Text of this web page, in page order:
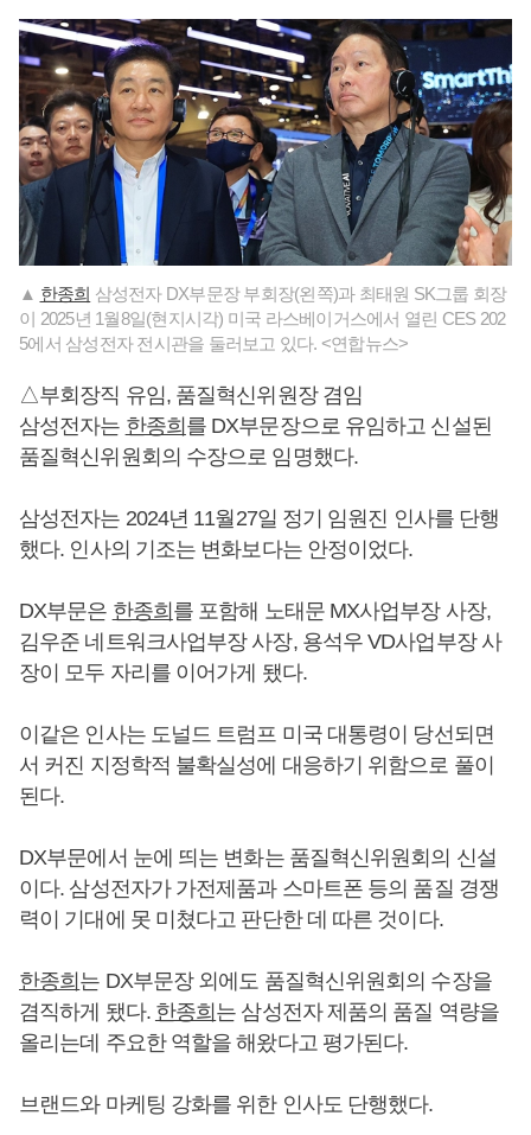
▲ 한종희 삼성전자 DX부문장 부회장(왼쪽)과 최태원 SK그룹 회장
이 2025년 1월8일(현지시각) 미국 라스베이거스에서 열린 CES 202
5에서 삼성전자 전시관을 둘러보고 있다. <연합뉴스>
△부회장직 유임, 품질혁신위원장 겸임
삼성전자는 한종희 를 DX부문장으로 유임하고 신설된
품질혁신위원회의 수장으로 임명했다.
삼성전자는 2024년 11월27일 정기 임원진 인사를 단행
했다. 인사의 기조는 변화보다는 안정이었다.
DX부문은 한종희 를 포함해 노태문 MX사업부장 사장,
김우준 네트워크사업부장 사장, 용석우 VD사업부장 사
장이 모두 자리를 이어가게 됐다.
이같은 인사는 도널드 트럼프 미국 대통령이 당선되면
서 커진 지정학적 불확실성에 대응하기 위함으로 풀이
된다.
DX부문에서 눈에 띄는 변화는 품질혁신위원회의 신설
이다. 삼성전자가 가전제품과 스마트폰 등의 품질 경쟁
력이 기대에 못 미쳤다고 판단한 데 따른 것이다.
한종희 는 DX부문장 외에도 품질혁신위원회의 수장을
겸직하게 됐다. 한종희 는 삼성전자 제품의 품질 역량을
올리는데 주요한 역할을 해왔다고 평가된다.
브랜드와 마케팅 강화를 위한 인사도 단행했다.